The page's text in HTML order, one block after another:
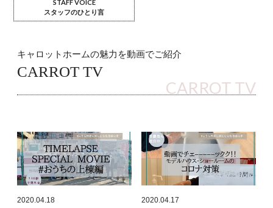
STAFF VOICE
スタッフのひとり言
キャロットホームの魅力を動画でご紹介
CARROT TV
CARROT TV
2020.04.18 2020.04.17